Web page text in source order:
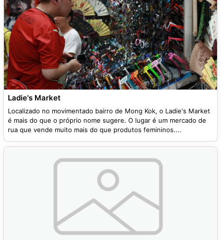
Ladie's Market
Localizado no movimentado bairro de Mong Kok, o Ladie's Market
é mais do que o próprio nome sugere. O lugar é um mercado de
rua que vende muito mais do que produtos femininos....